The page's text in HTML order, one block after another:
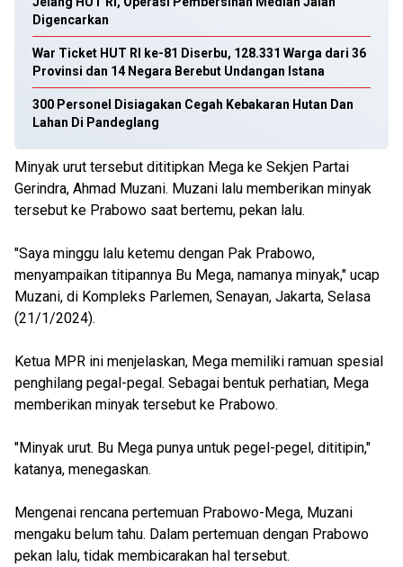
Digencarkan
War Ticket HUT RI ke-81 Diserbu, 128.331 Warga dari 36
Provinsi dan 14 Negara Berebut Undangan Istana
300 Personel Disiagakan Cegah Kebakaran Hutan Dan
Lahan Di Pandeglang
Minyak urut tersebut dititipkan Mega ke Sekjen Partai
Gerindra, Ahmad Muzani. Muzani lalu memberikan minyak
tersebut ke Prabowo saat bertemu, pekan lalu.
"Saya minggu lalu ketemu dengan Pak Prabowo,
menyampaikan titipannya Bu Mega, namanya minyak," ucap
Muzani, di Kompleks Parlemen, Senayan, Jakarta, Selasa
(21/1/2024).
Ketua MPR ini menjelaskan, Mega memiliki ramuan spesial
penghilang pegal-pegal. Sebagai bentuk perhatian, Mega
memberikan minyak tersebut ke Prabowo.
"Minyak urut. Bu Mega punya untuk pegel-pegel, dititipin,"
katanya, menegaskan.
Mengenai rencana pertemuan Prabowo-Mega, Muzani
mengaku belum tahu. Dalam pertemuan dengan Prabowo
pekan lalu, tidak membicarakan hal tersebut.